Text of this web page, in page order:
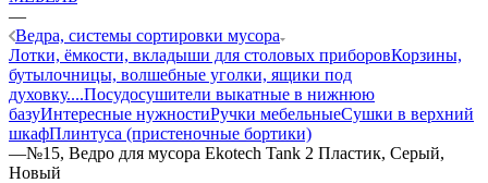
—
Ведра, системы сортировки мусора
Лотки, ёмкости, вкладыши для столовых приборовКорзины,
бутылочницы, волшебные уголки, ящики под
духовку....Посудосушители выкатные в нижнюю
базуИнтересные нужностиРучки мебельныеСушки в верхний
шкафПлинтуса (пристеночные бортики)
—№15, Ведро для мусора Ekotech Tank 2 Пластик, Серый,
Новый